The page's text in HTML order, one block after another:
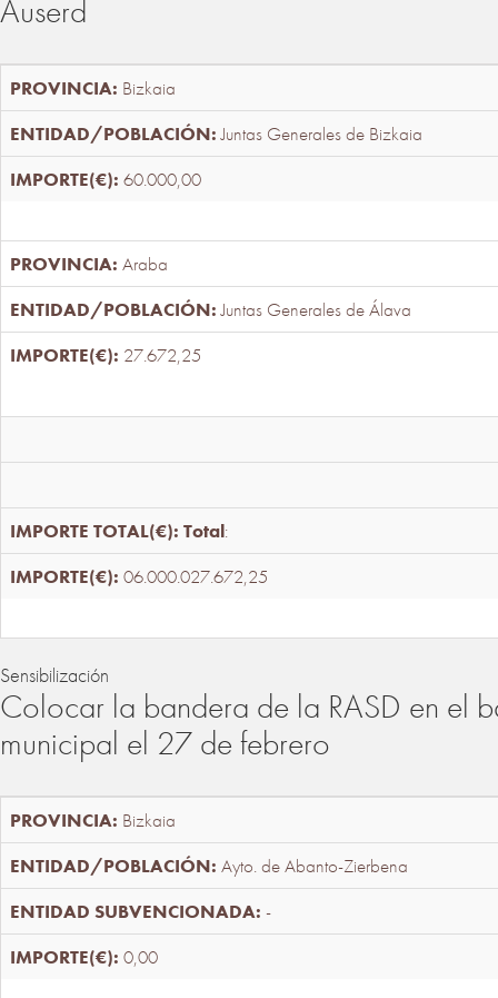
Auserd
Bizkaia
Juntas Generales de Bizkaia
60.000,00
Araba
Juntas Generales de Álava
27.672,25
Total:
06.000.027.672,25
Sensibilización
Colocar la bandera de la RASD en el
municipal el 27 de febrero
Bizkaia
Ayto. de Abanto-Zierbena
-
0,00